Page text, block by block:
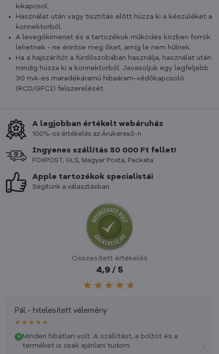
kikapcsol.
Használat után vagy tisztítás előtt húzza ki a készüléket a
konnektorból.
A levegőkimenet és a tartozékok működés közben forrók
lehetnek - ne érintse meg őket, amíg le nem hűlnek.
Ha a hajszárítót a fürdőszobában használja, használat után
mindig húzza ki a konnektorból. Javasoljuk egy legfeljebb
30 mA-es maradékáramú hibaáram-védőkapcsoló
(RCD/GFCI) felszerelését.
A legjobban értékelt webáruház
100%-os értékelés az Árukereső-n
Ingyenes szállítás 50 000 Ft fellet!
FOXPOST, GLS, Magyar Posta, Packeta
Apple tartozékok specialistái
Segítünk a választásban
Összesített értékelés
4,9 / 5
★★★★★
Pál - hitelesített vélemény
★★★★★
+
Minden hibátlan volt. A szállítást, a boltot és a
terméket is csak ajánlani tudom.
›